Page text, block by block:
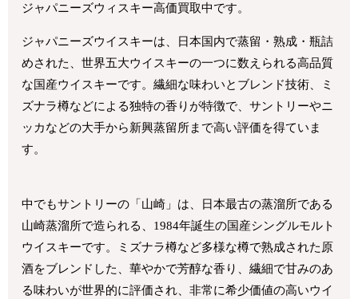
ジャパニーズウィスキー高価買取中です。
ジャパニーズウイスキーは、日本国内で蒸留・熟成・瓶詰
めされた、世界五大ウイスキーの一つに数えられる高品質
な国産ウイスキーです。繊細な味わいとブレンド技術、ミ
ズナラ樽などによる独特の香りが特徴で、サントリーやニ
ッカなどの大手から新興蒸留所まで高い評価を得ていま
す。
中でもサントリーの「山崎」は、日本最古の蒸溜所である
山崎蒸溜所で造られる、1984年誕生の国産シングルモルト
ウイスキーです。ミズナラ樽など多様な樽で熟成された原
酒をブレンドした、華やかで芳醇な香り、繊細で甘みのあ
る味わいが世界的に評価され、非常に希少価値の高いウイ